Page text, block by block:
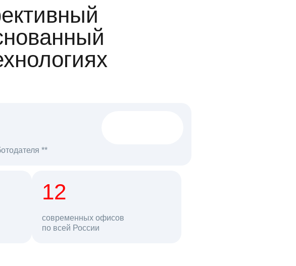
**
12
современных офисов
по всей Россиипользователей в день